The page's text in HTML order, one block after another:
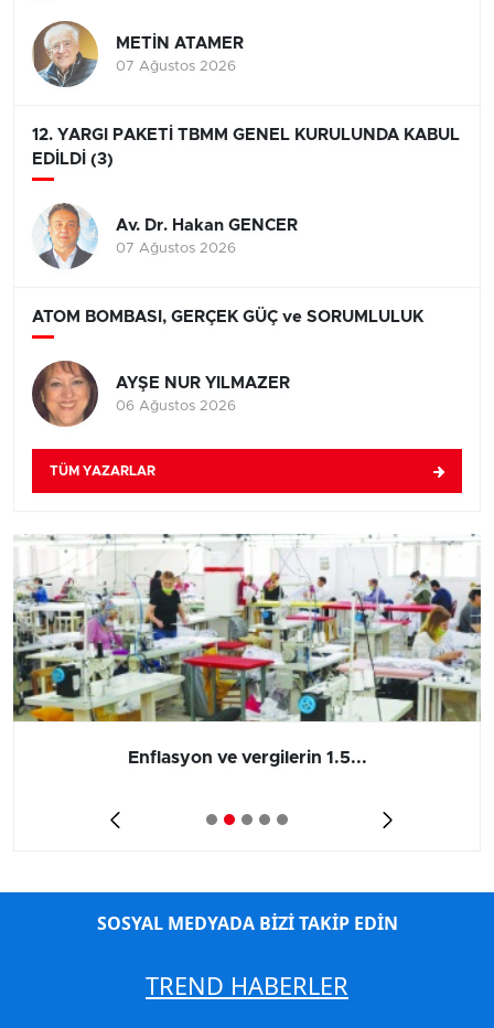
METİN ATAMER
07 Ağustos 2026
12. YARGI PAKETİ TBMM GENEL KURULUNDA KABUL
EDİLDİ (3)
Av. Dr. Hakan GENCER
07 Ağustos 2026
ATOM BOMBASI, GERÇEK GÜÇ ve SORUMLULUK
AYŞE NUR YILMAZER
06 Ağustos 2026
TÜM YAZARLAR
Enflasyon ve vergilerin 1.5...
SOSYAL MEDYADA BİZİ TAKİP EDİN
TREND HABERLER